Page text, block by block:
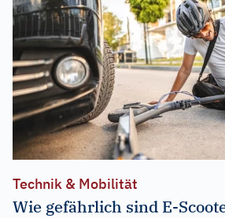
Technik & Mobilität
Wie gefährlich sind E-